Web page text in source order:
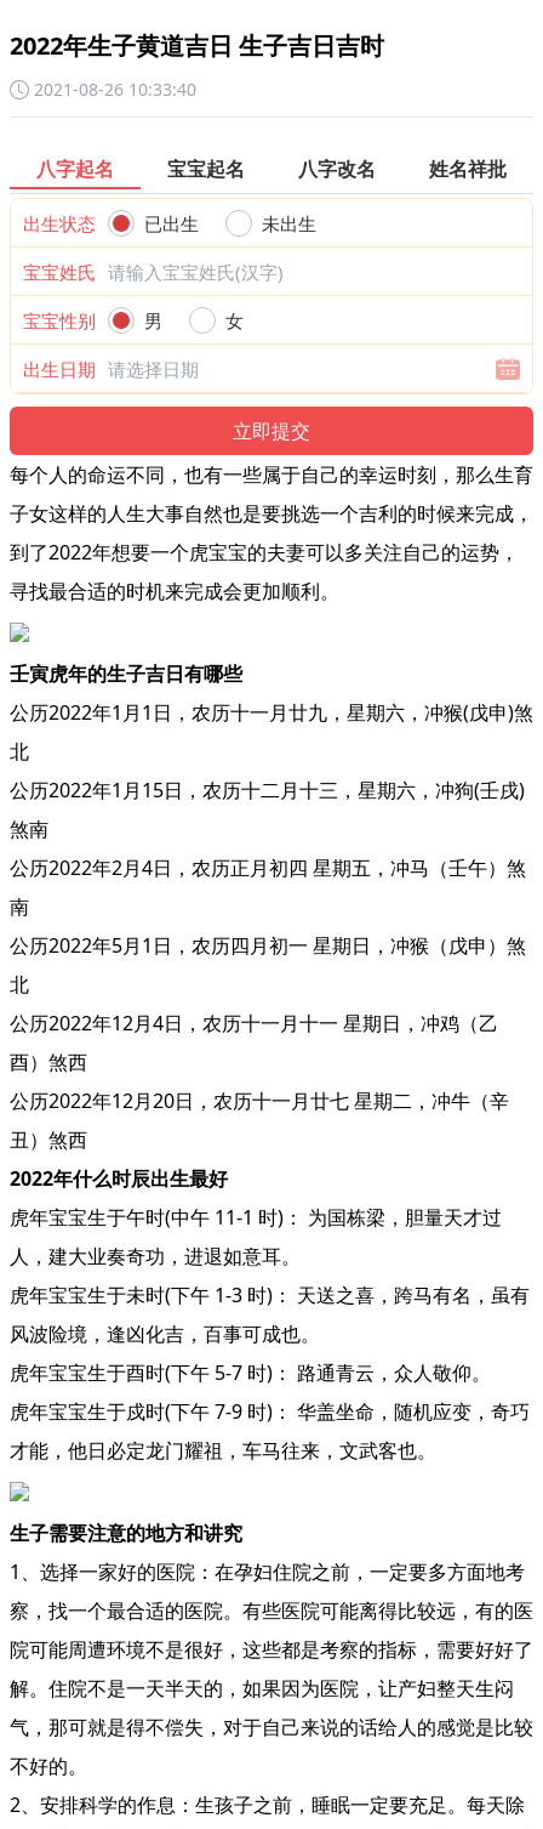
2022年生子黄道吉日 生子吉日吉时
2021-08-26 10:33:40
八字起名 宝宝起名 八字改名 姓名祥批
出生状态 已出生
未出生
宝宝姓氏
宝宝性别
男
女
出生日期
每个人的命运不同，也有一些属于自己的幸运时刻，那么生育
子女这样的人生大事自然也是要挑选一个吉利的时候来完成，
到了2022年想要一个虎宝宝的夫妻可以多关注自己的运势，
寻找最合适的时机来完成会更加顺利。
壬寅虎年的生子吉日有哪些
公历2022年1月1日，农历十一月廿九，星期六，冲猴(戊申)煞
北
公历2022年1月15日，农历十二月十三，星期六，冲狗(壬戌)
煞南
公历2022年2月4日，农历正月初四 星期五，冲马（壬午）煞
南
公历2022年5月1日，农历四月初一 星期日，冲猴（戊申）煞
北
公历2022年12月4日，农历十一月十一 星期日，冲鸡（乙
酉）煞西
公历2022年12月20日，农历十一月廿七 星期二，冲牛（辛
丑）煞西
2022年什么时辰出生最好
虎年宝宝生于午时(中午 11-1 时)： 为国栋梁，胆量天才过
人，建大业奏奇功，进退如意耳。
虎年宝宝生于未时(下午 1-3 时)： 天送之喜，跨马有名，虽有
风波险境，逢凶化吉，百事可成也。
虎年宝宝生于酉时(下午 5-7 时)： 路通青云，众人敬仰。
虎年宝宝生于戍时(下午 7-9 时)： 华盖坐命，随机应变，奇巧
才能，他日必定龙门耀祖，车马往来，文武客也。
生子需要注意的地方和讲究
1、选择一家好的医院：在孕妇住院之前，一定要多方面地考
察，找一个最合适的医院。有些医院可能离得比较远，有的医
院可能周遭环境不是很好，这些都是考察的指标，需要好好了
解。住院不是一天半天的，如果因为医院，让产妇整天生闷
气，那可就是得不偿失，对于自己来说的话给人的感觉是比较
不好的。
2、安排科学的作息：生孩子之前，睡眠一定要充足。每天除